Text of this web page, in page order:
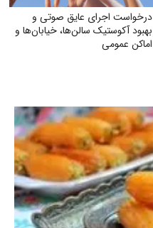
درخواست اجرای عایق صوتی و
بهبود آکوستیک سالن‌ها، خیابان‌ها و
اماکن عمومی